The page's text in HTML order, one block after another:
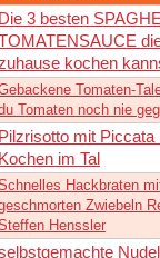
Die 3 besten
kochen
Tomaten-
Tomaten noch nie
Pilzrisotto mit Piccata
Kochen im Tal
Hackbraten
Zwiebeln
Henssler